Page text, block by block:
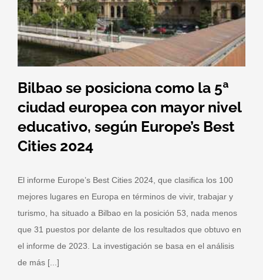
Bilbao se posiciona como la 5ª
ciudad europea con mayor nivel
educativo, según Europe’s Best
Cities 2024
El informe Europe’s Best Cities 2024, que clasifica los 100
mejores lugares en Europa en términos de vivir, trabajar y
turismo, ha situado a Bilbao en la posición 53, nada menos
que 31 puestos por delante de los resultados que obtuvo en
el informe de 2023. La investigación se basa en el análisis
de más [...]